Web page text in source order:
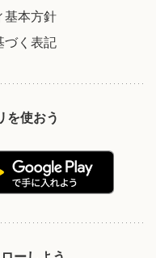
基本方針
づく表記
を使おう